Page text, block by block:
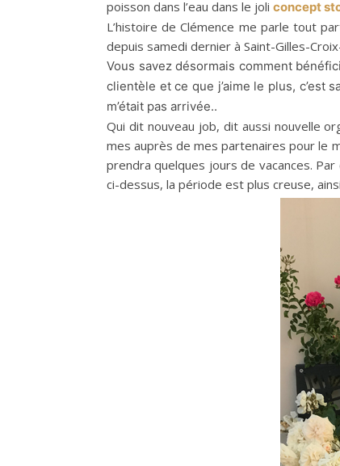
poisson dans l’eau dans le joli concept
L’histoire de Clémence me parle tout
depuis samedi dernier à Saint-Gilles-
Vous savez désormais comment
clientèle et ce que j’aime le plus,
m’était pas arrivée..
Qui dit nouveau job, dit aussi nouvelle
mes auprès de mes partenaires pour le
prendra quelques jours de vacances.
ci-dessus, la période est plus creuse,